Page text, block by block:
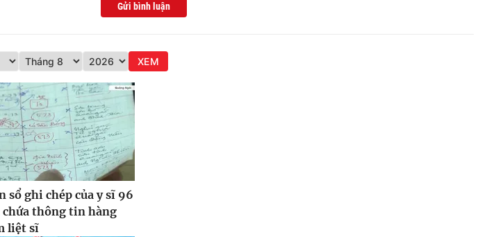
Gửi bình luận
XEM
sổ ghi chép của y sĩ 96
thông tin hàng
liệt sĩ